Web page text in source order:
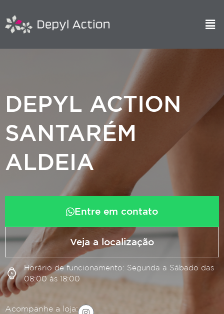
DEPYL ACTION
SANTARÉM
ALDEIA
Entre em contato
Veja a localização
Horário de funcionamento: Segunda a Sábado das
08:00 às 18:00
Acompanhe a loja: